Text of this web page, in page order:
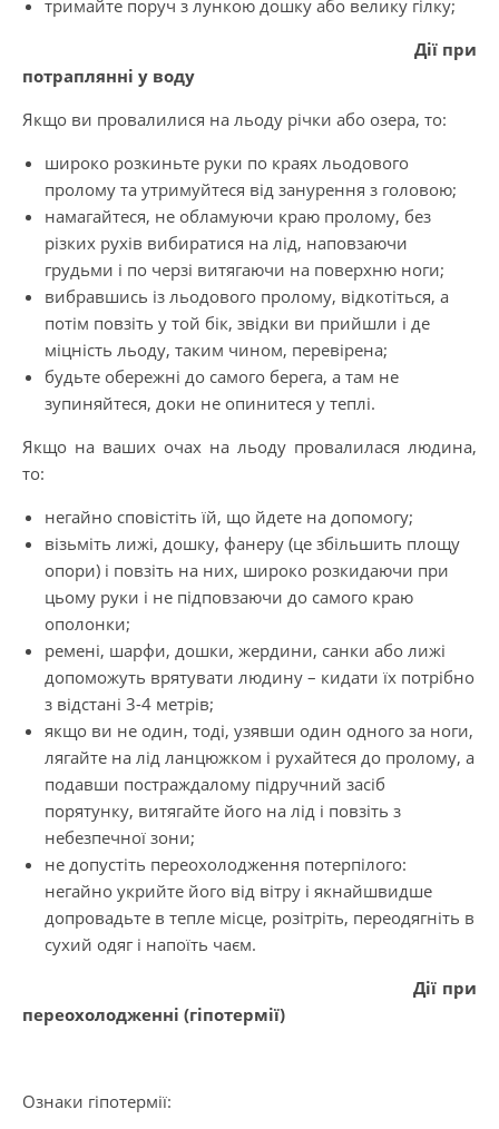
тримайте поруч з лункою дошку або велику гілку;
Дії при
потраплянні у воду
Якщо ви провалилися на льоду річки або озера, то:
широко розкиньте руки по краях льодового
пролому та утримуйтеся від занурення з головою;
намагайтеся, не обламуючи краю пролому, без
різких рухів вибиратися на лід, наповзаючи
грудьми і по черзі витягаючи на поверхню ноги;
вибравшись із льодового пролому, відкотіться, а
потім повзіть у той бік, звідки ви прийшли і де
міцність льоду, таким чином, перевірена;
будьте обережні до самого бере­га, а там не
зупиняйтеся, доки не опинитеся у теплі.
Якщо на ваших очах на льоду провалилася людина,
то:
негайно сповістіть їй, що йдете на допомогу;
візьміть лижі, дошку, фанеру (це збільшить площу
опори) і повзіть на них, широко розкидаючи при
цьому руки і не підповзаючи до самого краю
ополонки;
ремені, шарфи, дошки, жердини, санки або лижі
допоможуть врятувати людину – кидати їх потрібно
з відстані 3-4 метрів;
якщо ви не один, тоді, узявши один одного за ноги,
лягайте на лід ланцюжком і ру­хайтеся до пролому, а
подавши постраждалому підручний засіб
порятунку, витягайте його на лід і повзіть з
небезпечної зони;
не допустіть переохолодження потерпілого:
негайно укрийте його від вітру і якнайшвидше
допровадьте в тепле місце, розітріть, переодягніть в
сухий одяг і напоїть чаєм.
Дії при
переохолодженні (гіпотермії)
Ознаки гіпотермії: